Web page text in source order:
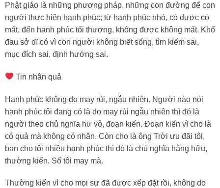
Phật giáo là những phương pháp, những con đường để con
người thực hiện hạnh phúc; từ hạnh phúc nhỏ, có được có
mất, đến hạnh phúc tối thượng, không được không mất. Khổ
đau sở dĩ có vì con người không biết sống, tìm kiếm sai,
mục đích sai, định hướng sai.
Tin nhân quả
Hạnh phúc không do may rủi, ngẫu nhiên. Người nào nói
hạnh phúc tôi đang có là do may rủi ngẫu nhiên thì đó là
người theo chủ nghĩa hư vô, đoạn kiến. Đoạn kiến vì cho là
có quả mà không có nhân. Còn cho là ông Trời ưu đãi tôi,
ban cho tôi nhiều hạnh phúc thì đó là chủ nghĩa hằng hữu,
thường kiến. Số tôi may mà.
Thường kiến vì cho mọi sự đã được xếp đặt rồi, không do